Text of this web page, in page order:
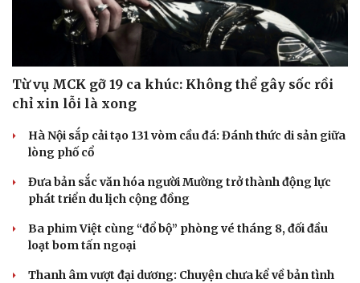
Từ vụ MCK gỡ 19 ca khúc: Không thể gây sốc rồi
chỉ xin lỗi là xong
Hà Nội sắp cải tạo 131 vòm cầu đá: Đánh thức di sản giữa
lòng phố cổ
Đưa bản sắc văn hóa người Mường trở thành động lực
phát triển du lịch cộng đồng
Ba phim Việt cùng “đổ bộ” phòng vé tháng 8, đối đầu
loạt bom tấn ngoại
Thanh âm vượt đại dương: Chuyện chưa kể về bản tình